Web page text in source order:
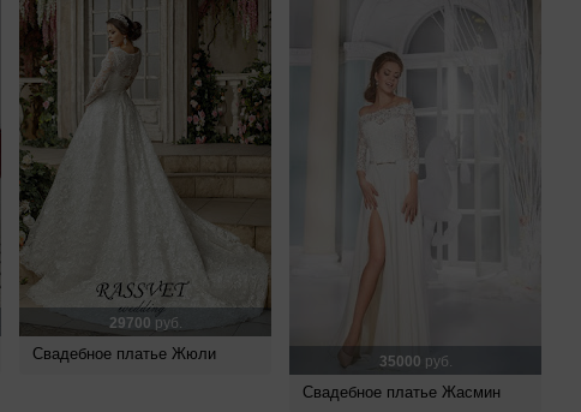
29700 руб.
Свадебное платье Жюли 35000 руб.
Свадебное платье Жасмин